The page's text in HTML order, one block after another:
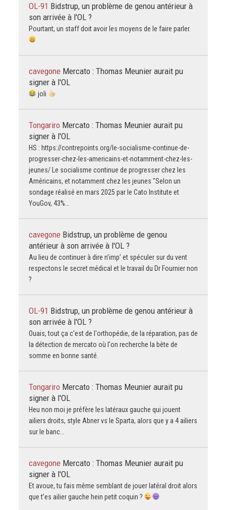
OL-91 Bidstrup, un problème de genou antérieur à
son arrivée à l'OL ?
Pourtant, un staff doit avoir les moyens de le faire parler.
cavegone Mercato : Thomas Meunier aurait pu
signer à l'OL
joli
Tongariro Mercato : Thomas Meunier aurait pu
signer à l'OL
HS : https://contrepoints.org/le-socialisme-continue-de-
progresser-chez-les-americains-et-notamment-chez-les-
jeunes/ Le socialisme continue de progresser chez les
Américains, et notamment chez les jeunes "Selon un
sondage réalisé en mars 2025 par le Cato Institute et
YouGov, 43%…
cavegone Bidstrup, un problème de genou
antérieur à son arrivée à l'OL ?
Au lieu de continuer à dire n’imp’ et spéculer sur du vent
respectons le secret médical et le travail du Dr Fournier non
?
OL-91 Bidstrup, un problème de genou antérieur à
son arrivée à l'OL ?
Ouais, tout ça c'est de l'orthopédie, de la réparation, pas de
la détection de mercato où l'on recherche la bête de
somme en bonne santé.
Tongariro Mercato : Thomas Meunier aurait pu
signer à l'OL
Heu non moi je préfère les latéraux gauche qui jouent
ailiers droits, style Abner vs le Sparta, alors que y a 4 ailiers
sur le banc...
cavegone Mercato : Thomas Meunier aurait pu
signer à l'OL
Et avoue, tu fais même semblant de jouer latéral droit alors
que t’es ailier gauche hein petit coquin ?